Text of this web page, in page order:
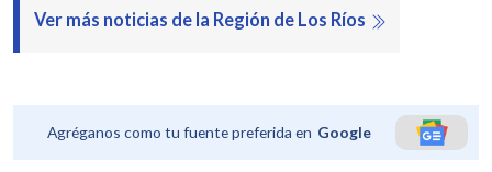
Ver más noticias de la Región de Los Ríos
Agréganos como tu fuente preferida en Google